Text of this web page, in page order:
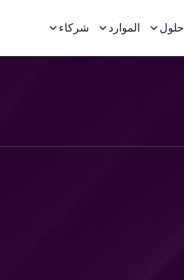
حلول الموارد شركاء